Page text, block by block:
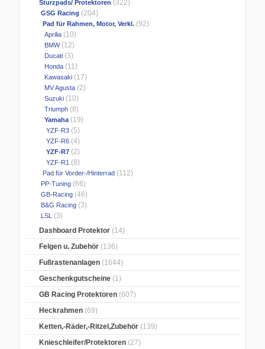
Sturzpads/ Protektoren (322)
GSG Racing (204)
Pad für Rahmen, Motor, Verkl. (92)
Aprilia (10)
BMW(12)
Ducati (3)
Honda (11)
Kawasaki (17)
MV Agusta (2)
Suzuki (10)
Triumph (8)
Yamaha(19)
YZF-R3 (5)
YZF-R6 (4)
YZF-R7 (2)
YZF-R1 (8)
Pad für Vorder-/Hinterrad (112)
PP-Tuning (66)
GB-Racing (46)
B&G Racing (3)
LSL
(3)
Dashboard Protektor (14)
Felgen u. Zubehör (136)
Fußrastenanlagen (1644)
Geschenkgutscheine (1)
GB Racing Protektoren (607)
Heckrahmen (69)
Ketten,-Räder,-Ritzel,Zubehör (139)
Knieschleifer/Protektoren (27)